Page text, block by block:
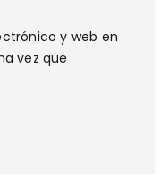
y web en
vez que